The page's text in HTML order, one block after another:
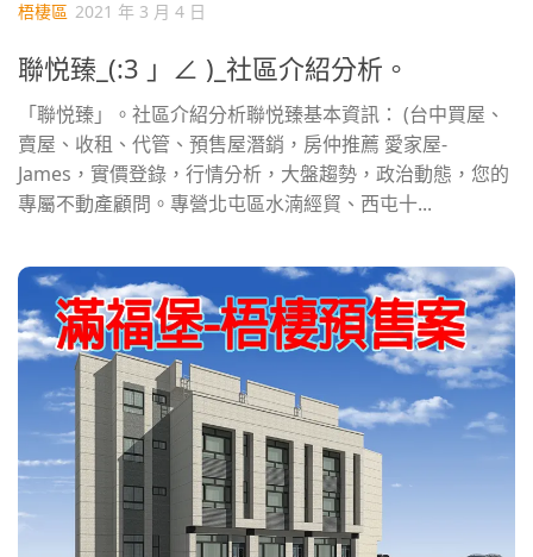
梧棲區 2021 年 3 月 4 日
聯悦臻_(:3 」∠ )_社區介紹分析。
「聯悦臻」。社區介紹分析聯悦臻基本資訊： (台中買屋、
賣屋、收租、代管、預售屋潛銷，房仲推薦 愛家屋-
James，實價登錄，行情分析，大盤趨勢，政治動態，您的
專屬不動產顧問。專營北屯區水湳經貿、西屯十...